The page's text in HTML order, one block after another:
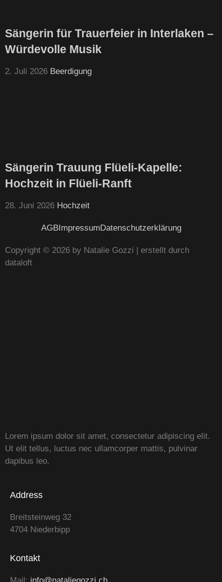
Sängerin für Trauerfeier in Interlaken –
Würdevolle Musik
2. Juli 2026 Beerdigung
Sängerin Trauung Flüeli-Kapelle:
Hochzeit in Flüeli-Ranft
28. Juni 2026 Hochzeit
AGBImpressumDatenschutzerklärung
Copyright © 2026 by Natalie Gozzi | erstellt durch
dataloft
Lorem ipsum dolor sit amet, consectetur adipiscing elit.
Ut elit tellus, luctus nec ullamcorper mattis, pulvinar
dapibus leo.
Address
Breitsteinweg 32
4704 Niederbipp
Kontakt